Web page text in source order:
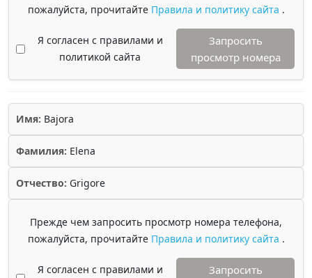
пожалуйста, прочитайте Правила и политику сайта .
Я согласен с правилами и
политикой сайта
Запросить
просмотр номера
Имя: Bajora
Фамилия: Elena
Отчество: Grigore
Прежде чем запросить просмотр номера телефона,
пожалуйста, прочитайте Правила и политику сайта .
Я согласен с правилами и
Запросить